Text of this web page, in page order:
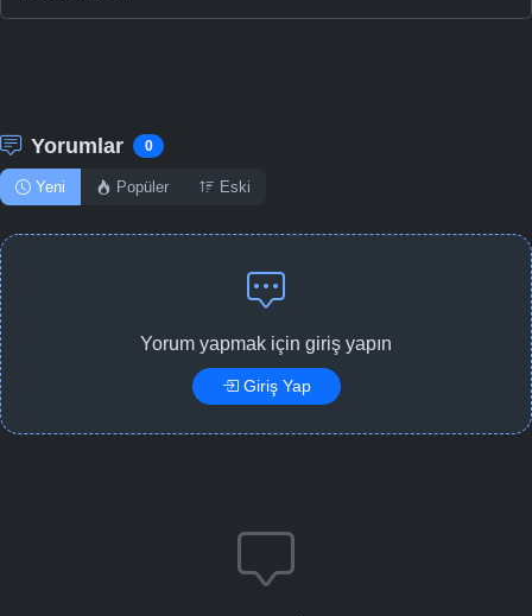
Yorumlar 0
Yeni Popüler Eski
Yorum yapmak için giriş yapın
Giriş Yap